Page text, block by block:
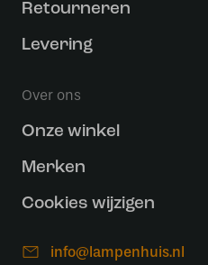
Retourneren
Levering
Over ons
Onze winkel
Merken
Cookies wijzigen
info@lampenhuis.nl